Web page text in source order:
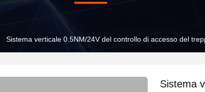
Sistema verticale 0.5NM/24V del controllo di accesso del
Sistema